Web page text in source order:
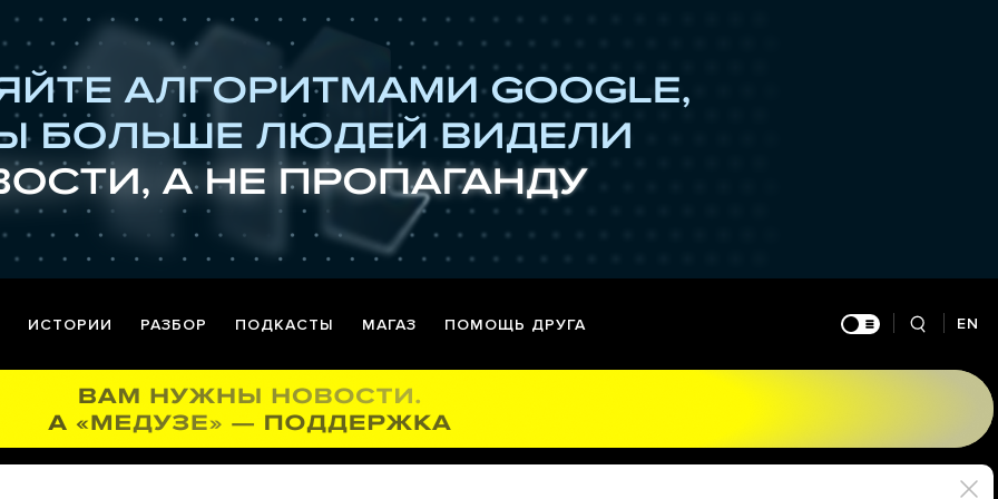
ИСТОРИИ РАЗБОР ПОДКАСТЫ МАГАЗ ПОМОЩЬ ДРУГА EN